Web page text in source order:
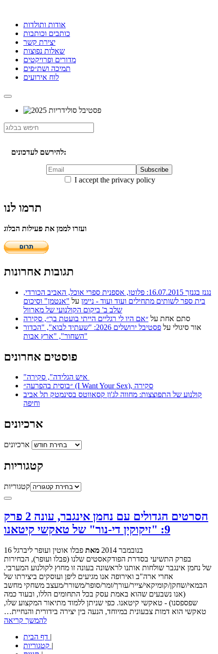
אודות ותולדות
כותבים וכותבות
יצירת קשר
שאלות נפוצות
מדורים ופרויקטים
תמיכה ושת״פים
לוח אירועים
להירשם לעדכונים:
I accept the privacy policy
תרמו לנו
ועזרו לממן את פעילות הבלוג
תגובות אחרונות
נגנז בגנזך 16.07.2015: פלוטו, אספנית ספרי אוכל, האביב הכורדי,
בית ספר לשותים מתחילים ועוד ועוד - ניימן על "אנטמן" וסיכום
שלב ב' ביקום הקולנועי של מארוול
סתם אחת על ״אם היו לי רגליים הייתי בועטת בך״, סקירה
אור סיגולי על
פסטיבל ירושלים 2026: "שעתיד לבוא", "הכדור
השחור", "ארץ אבות"
פוסטים אחרונים
״בוסית בהפרעה״ (I Want Your Sex), סקירה
קולנוע של התפוצצות: מחווה לג'ון קסאווטס בסינמטק תל אביב
וחיפה
ארכיונים
ארכיונים
קטגוריות
קטגוריות
הסרטים הגדולים עם נחמן אינגבר, עונה 2 פרק
9: "זיקוקין די-נור" של טאקשי קיטאנו
16 בנובמבר 2014 מאת פבלו אוטין ועופר ליברגל
בפרק התשיעי בסדרת הפודקאסטים שלנו (פבלו ועופר), הבחירות
של נחמן אינגבר שולחות אותנו לראשונה בעונה זו מחוץ לקולנוע המערבי.
אחרי ארה"ב ואירופה אנו מגיעים ליפן ועוסקים ביצירתו של
הבמאי/שחקן/קומיקאי/צייר/עורך/זמר/סופר/משורר/מעצב משחקי מחשב
(אנו נשבעים שהוא באמת עסק בכל התחומים הללו, ובעוד כמה
שפספסנו) - טאקשי קיטאנו. כפי שניתן ללמוד מתיאור המקצוע שלו,
טאקשי הוא דמות צבעונית במיוחד, הנעה בין יצירה בידורית והנחיית…
להמשך קריאה
|
|